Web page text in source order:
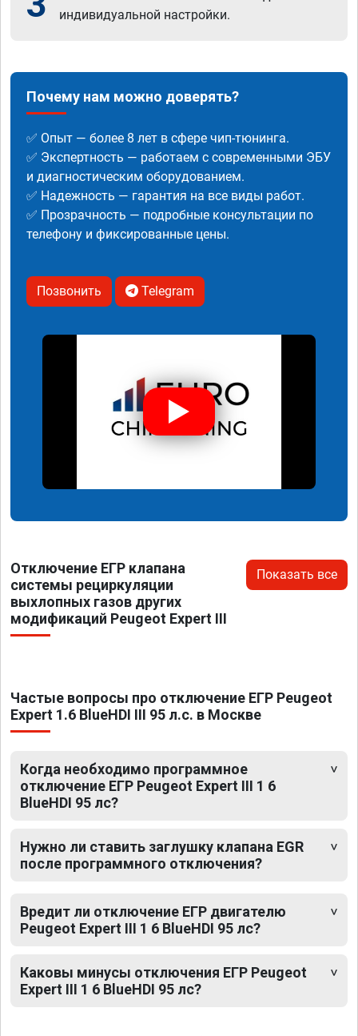
индивидуальной настройки.
Почему нам можно доверять?
✅ Опыт — более 8 лет в сфере чип-тюнинга.
✅ Экспертность — работаем с современными ЭБУ
и диагностическим оборудованием.
✅ Надежность — гарантия на все виды работ.
✅ Прозрачность — подробные консультации по
телефону и фиксированные цены.
Позвонить Telegram
Отключение ЕГР клапана
системы рециркуляции
выхлопных газов других
модификаций Peugeot Expert III
Показать все
Частые вопросы про отключение ЕГР Peugeot
Expert 1.6 BlueHDI III 95 л.с. в Москве
Когда необходимо программное
отключение ЕГР Peugeot Expert III 1 6
BlueHDI 95 лс?
Нужно ли ставить заглушку клапана EGR
после программного отключения?
Вредит ли отключение ЕГР двигателю
Peugeot Expert III 1 6 BlueHDI 95 лс?
Каковы минусы отключения ЕГР Peugeot
Expert III 1 6 BlueHDI 95 лс?